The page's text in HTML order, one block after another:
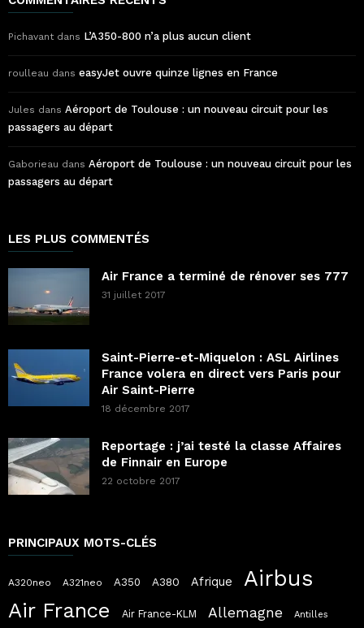
Pichavant dans L’A350-800 n’a plus aucun client
roulleau dans easyJet ouvre quinze lignes en France
Jules dans Aéroport de Toulouse : un nouveau circuit pour les
passagers au départ
Gaborieau dans Aéroport de Toulouse : un nouveau circuit pour les
passagers au départ
LES PLUS COMMENTÉS
Air France a terminé de rénover ses 777
31 juillet 2017
Saint-Pierre-et-Miquelon : ASL Airlines
France volera en direct vers Paris pour
Air Saint-Pierre
18 décembre 2017
Reportage : j’ai testé la classe Affaires
de Finnair en Europe
22 octobre 2017
PRINCIPAUX MOTS-CLÉS
A320neo A321neo A350 A380 Afrique Airbus
Air France Air France-KLM Allemagne Antilles